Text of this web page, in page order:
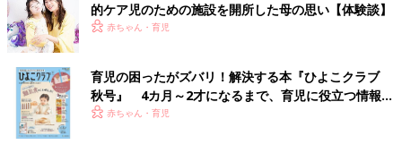
（退院翌日、2番目のお姉ちゃんと 2020.8.22 自宅にて撮影）
的ケア児のための施設を開所した母の思い【体験談】
赤ちゃん・育児
育児の困ったがズバリ！解決する本『ひよこクラブ
秋号』 4カ月～2才になるまで、育児に役立つ情報が
いっぱい！
赤ちゃん・育児